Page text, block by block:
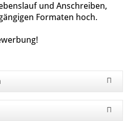
und Anschreiben,
Formaten hoch.